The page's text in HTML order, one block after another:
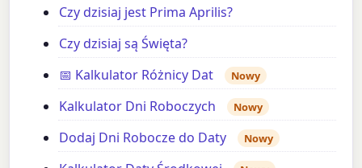
Czy dzisiaj jest Prima Aprilis?
Czy dzisiaj są Święta?
📅 Kalkulator Różnicy Dat
Nowy
Kalkulator Dni Roboczych Nowy
Dodaj Dni Robocze do Daty Nowy